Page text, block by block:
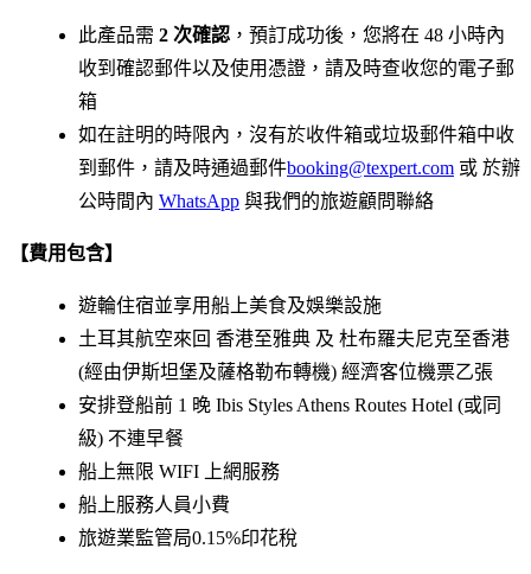
此產品需 2 次確認 ，預訂成功後，您將在 48 小時內
收到確認郵件以及使用憑證，請及時查收您的電子郵
箱
如在註明的時限內，沒有於收件箱或垃圾郵件箱中收
到郵件，請及時通過郵件booking@texpert.com 或 於辦
公時間內 WhatsApp 與我們的旅遊顧問聯絡
【費用包含】
遊輪住宿並享用船上美食及娛樂設施
土耳其航空來回 香港至雅典 及 杜布羅夫尼克至香港
(經由伊斯坦堡及薩格勒布轉機) 經濟客位機票乙張
安排登船前 1 晚 Ibis Styles Athens Routes Hotel (或同
級) 不連早餐
船上無限 WIFI 上網服務
船上服務人員小費
旅遊業監管局0.15%印花稅